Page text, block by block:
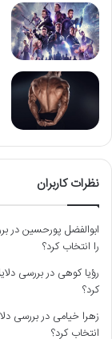
نظرات کاربران
ابوالفضل پورحسیندر
را انتخاب کرد؟
رؤیا کوهی در
کرد؟
زهرا خیامی در
انتخاب کرد؟